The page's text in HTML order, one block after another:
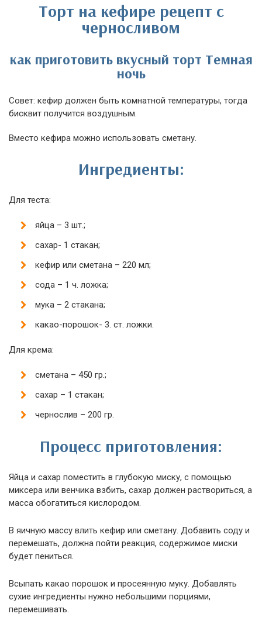
Торт на кефире рецепт с
черносливом
как приготовить вкусный торт Темная
ночь
Совет: кефир должен быть комнатной температуры, тогда
бисквит получится воздушным.
Вместо кефира можно использовать сметану.
Ингредиенты:
Для теста:
яйца – 3 шт.;
сахар- 1 стакан;
кефир или сметана – 220 мл;
сода – 1 ч. ложка;
мука – 2 стакана;
какао-порошок- 3. ст. ложки.
Для крема:
сметана – 450 гр.;
сахар – 1 стакан;
чернослив – 200 гр.
Процесс приготовления:
Яйца и сахар поместить в глубокую миску, с помощью
миксера или венчика взбить, сахар должен раствориться, а
масса обогатиться кислородом.
В яичную массу влить кефир или сметану. Добавить соду и
перемешать, должна пойти реакция, содержимое миски
будет пениться.
Всыпать какао порошок и просеянную муку. Добавлять
сухие ингредиенты нужно небольшими порциями,
перемешивать.